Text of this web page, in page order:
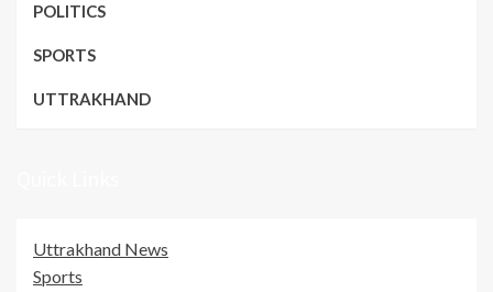
POLITICS
SPORTS
UTTRAKHAND
Uttrakhand News
Sports